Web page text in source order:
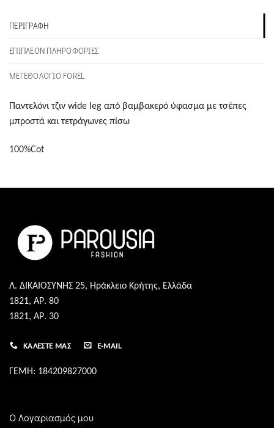
ΠΕΡΙΓΡΑΦΉ
ΕΠΙΠΛΈΟΝ ΠΛΗΡΟΦΟΡΊΕΣ
ΜΕΓΕΘΟΛΟΓΙΟ FOREL
Παντελόνι τζιν wide leg από βαμβακερό ύφασμα με τσέπες
μπροστά και τετράγωνες πίσω
100%Cot
Λ. ΔΙΚΑΙΟΣΥΝΗΣ 25, Ηράκλειο Κρήτης, Ελλάδα
1821, ΑΡ. 80
1821, ΑΡ. 30
ΚΑΛΈΣΤΕ ΜΑΣ E-MAIL
ΓΕΜΗ: 184209827000
Ο Λογαριασμός μου